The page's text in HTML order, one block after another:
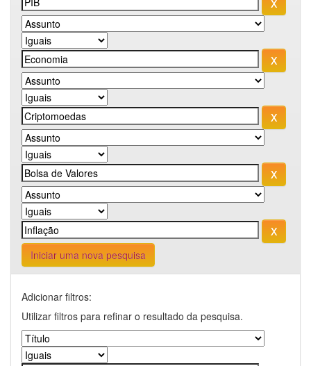
Iniciar uma nova pesquisa
Adicionar filtros:
Utilizar filtros para refinar o resultado da pesquisa.